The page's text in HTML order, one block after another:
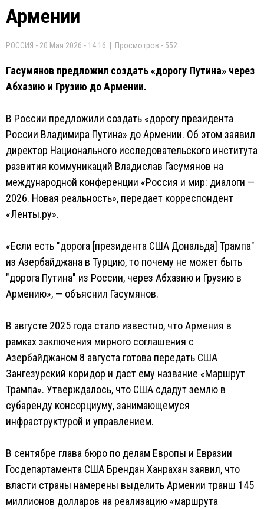
Армении
РОССИЯ - 20 Мая 2026 - 14:16 | Просмотров - 552
Гасумянов предложил создать «дорогу Путина» через
Абхазию и Грузию до Армении.
В России предложили создать «дорогу президента
России Владимира Путина» до Армении. Об этом заявил
директор Национального исследовательского института
развития коммуникаций Владислав Гасумянов на
международной конференции «Россия и мир: диалоги —
2026. Новая реальность», передает корреспондент
«Ленты.ру».
«Если есть "дорога [президента США Дональда] Трампа"
из Азербайджана в Турцию, то почему не может быть
"дорога Путина" из России, через Абхазию и Грузию в
Армению», — объяснил Гасумянов.
В августе 2025 года стало известно, что Армения в
рамках заключения мирного соглашения с
Азербайджаном 8 августа готова передать США
Зангезурский коридор и даст ему название «Маршрут
Трампа». Утверждалось, что США сдадут землю в
субаренду консорциуму, занимающемуся
инфраструктурой и управлением.
В сентябре глава бюро по делам Европы и Евразии
Госдепартамента США Брендан Ханрахан заявил, что
власти страны намерены выделить Армении транш 145
миллионов долларов на реализацию «маршрута